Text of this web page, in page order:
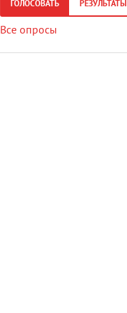
ГОЛОСОВАТЬ РЕЗУЛЬТАТЫ
Все опросы